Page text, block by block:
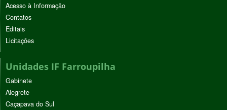
Acesso à Informação
Contatos
Editais
Licitações
Unidades IF Farroupilha
Gabinete
Alegrete
Caçapava do Sul